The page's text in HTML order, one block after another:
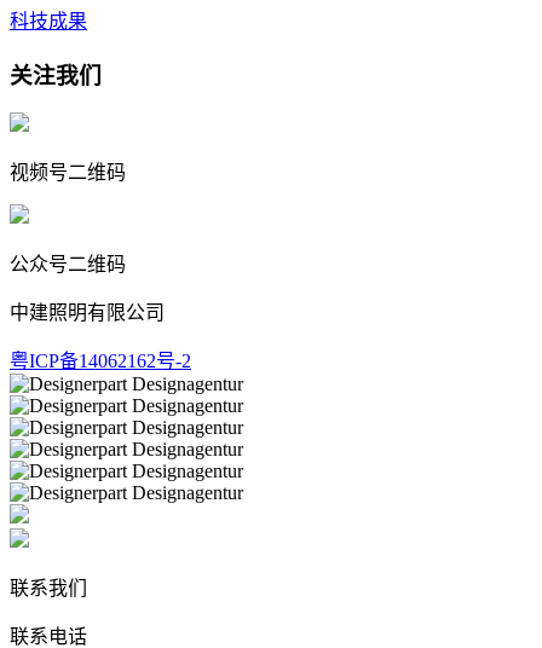
科技成果
关注我们
视频号二维码
公众号二维码
中建照明有限公司
粤ICP备14062162号-2
联系我们
联系电话